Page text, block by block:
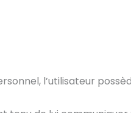
l’utilisateur